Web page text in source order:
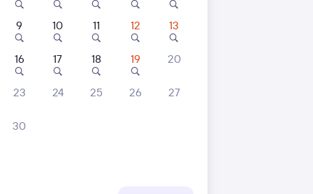
9 10 11 12 13
16 17 18 19 20
23 24 25 26 27
30